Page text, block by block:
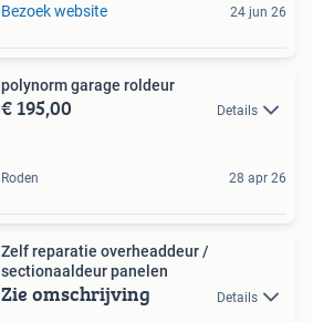
Bezoek website 24 jun 26
polynorm garage roldeur
€ 195,00 Details
Roden 28 apr 26
Zelf reparatie overheaddeur /
sectionaaldeur panelen
Zie omschrijving Details